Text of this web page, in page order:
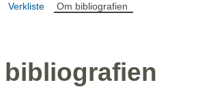
Verkliste Om bibliografien
bibliografien